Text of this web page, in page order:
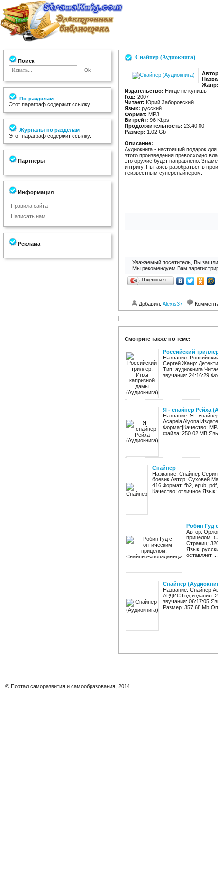
Поиск
По разделам
Этот параграф содержит ссылку.
Журналы по разделам
Этот параграф содержит ссылку.
Партнеры
Информация
Правила сайта
Написать нам
Реклама
Снайпер (Аудиокнига)
Жанр:
Издательство: Нигде не купишь
Год: 2007
Читает: Юрий Заборовский
Язык: русский
Формат: MP3
Битрейт: 96 Kbps
Продолжительность: 23:40:00
Размер: 1.02 Gb
Описание:
Аудиокнига - настоящий подарок для
этого произведения превосходно
это оружие будет направлено.
интригу. Пытаясь разобраться в
неизвестным суперснайпером.
Уважаемый посетитель, Вы зашли
Мы рекомендуем Вам
Поделиться…
Добавил: Alexis37
Смотрите также по теме:
Российский
Название:
Сергей Жанр:
Тип: аудиокнига
звучания: 24:16:29
Я - снайпер Рейха
Название: Я -
Acapela Alyona
Формат|Качество:
файла: 250.02 MB
Снайпер
Название: Снайпер
боевик Автор: Суховей
416 Формат: fb2, epub,
Качество: отличное Язык:
Робин Гуд
Автор:
прицелом.
Страниц:
Язык:
оставляет ...
Снайпер
Название: Снайпер
АРДИС Год издания:
звучания: 06:17:05
Размер: 357.68 Mb
© Портал саморазвития и самообразования, 2014